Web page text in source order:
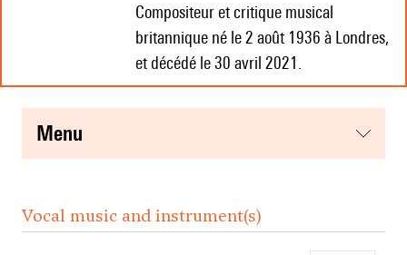
Compositeur et critique musical
britannique né le 2 août 1936 à Londres,
et décédé le 30 avril 2021.
menu
Vocal music and instrument(s)